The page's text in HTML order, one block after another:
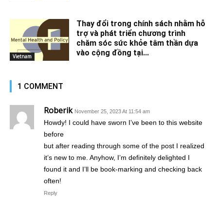
Vietnam
Thay đổi trong chính sách nhằm hỗ
trợ và phát triển chương trình
chăm sóc sức khỏe tâm thần dựa
vào cộng đồng tại...
1 COMMENT
Roberik November 25, 2023 At 11:54 am
Howdy! I could have sworn I’ve been to this website
before
but after reading through some of the post I realized
it’s new to me. Anyhow, I’m definitely delighted I
found it and I’ll be book-marking and checking back
often!
Reply